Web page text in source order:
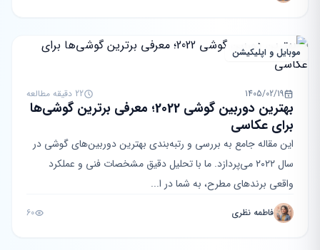
موبایل و اپلیکیشن
1405/02/19 22 دقیقه مطالعه
بهترین دوربین گوشی 2022؛ معرفی برترین گوشی‌ها
برای عکاسی
این مقاله جامع به بررسی و رتبه‌بندی بهترین دوربین‌های گوشی در
سال ۲۰۲۲ می‌پردازد. ما با تحلیل دقیق مشخصات فنی و عملکرد
واقعی برندهای مطرح، به شما در ا...
فاطمه نظری 60